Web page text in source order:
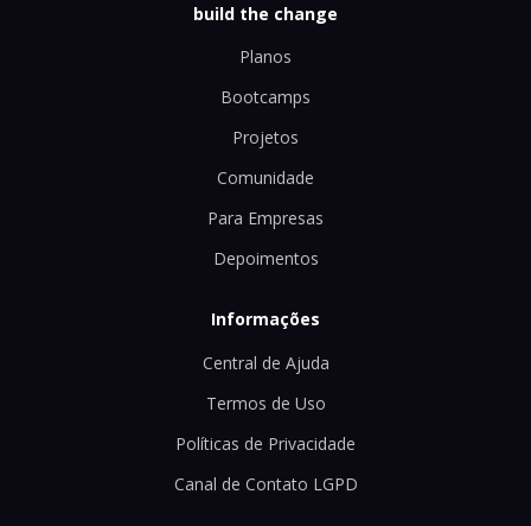
build the change
Planos
Bootcamps
Projetos
Comunidade
Para Empresas
Depoimentos
Informações
Central de Ajuda
Termos de Uso
Políticas de Privacidade
Canal de Contato LGPD